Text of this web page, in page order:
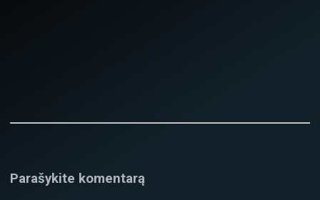
Parašykite komentarą